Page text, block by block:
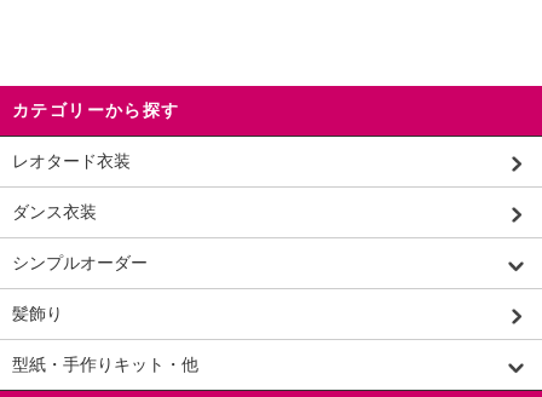
カテゴリーから探す
レオタード衣装
ダンス衣装
シンプルオーダー
髪飾り
型紙・手作りキット・他